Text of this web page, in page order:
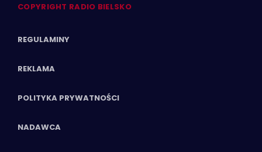
COPYRIGHT RADIO BIELSKO
REGULAMINY
REKLAMA
POLITYKA PRYWATNOŚCI
NADAWCA